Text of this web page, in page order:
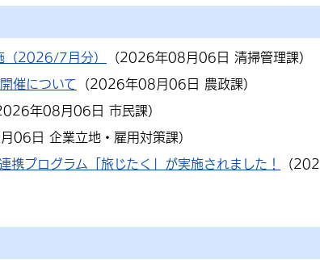
（2026/7月分） （2026年08月06日 清掃管理課）
催について （2026年08月06日 農政課）
年08月06日 市民課）
06日 企業立地・雇用対策課）
プログラム「旅じたく」が実施されました！ （202